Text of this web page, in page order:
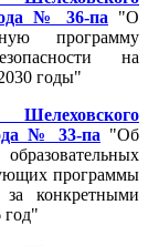
№ 36-па
"О
программу
на
годы"
№ 33-па "Об
программы
за конкретными
год"